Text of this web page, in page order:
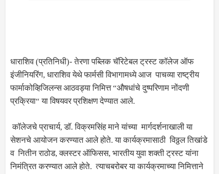
धाराशिव (प्रतिनिधी)- तेरणा पब्लिक चॅरिटेबल ट्रस्ट कॉलेज ऑफ
इंजीनियरिंग, धाराशिव येथे फार्मसी विभागामध्ये आज पाचव्या राष्ट्रीय
फार्माकोव्हिजिलन्स आठवड्या निमित्त “औषधांचे दुष्परिणाम नोंदणी
प्रक्रिया“ या विषयवर प्रशिक्षण देण्यात आले.
कॉलेजचे प्राचार्य, डॉ. विक्रमसिंह माने यांच्या मार्गदर्शनाखाली या
सेशनचे आयोजन करण्यात आले होते. या कार्यक्रमासाठी विठ्ठल तिखांडे
व नितीन राठोड, क्लस्टर ऑफिसस, भारतीय युवा शक्ती ट्रस्ट यांना
निमंत्रित करण्यात आले होते. त्याचबरोबर या कार्यक्रमाच्या निमित्ताने